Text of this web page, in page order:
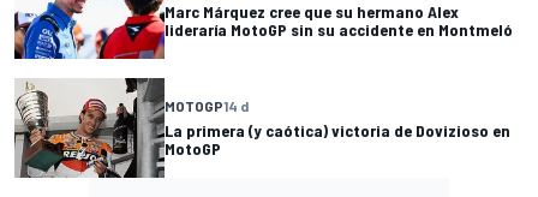
Marc Márquez cree que su hermano Alex
lideraría MotoGP sin su accidente en Montmeló
MOTOGP14 d
La primera (y caótica) victoria de Dovizioso en
MotoGP